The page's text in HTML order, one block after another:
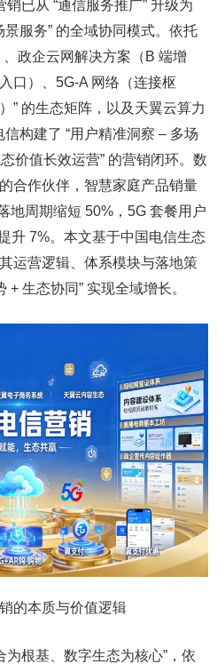
已从 “通信服务推广” 升级为
服务” 的全域协同模式。依托
政企云网解决方案（B 端增
口）、5G-A 网络（连接枢
” 的生态矩阵，以及天翼云算力
构建了 “用户精准洞察 – 多场
价值长效运营” 的营销闭环。数
合作伙伴，智慧家庭产品销量
地周期缩短 50%，5G 套餐用户
升 7%。本文基于中国电信生态
运营逻辑、体系模块与落地策
+ 生态协同” 实现全域增长。​
的本质与价值逻辑​
为根基、数字生态为核心”，依